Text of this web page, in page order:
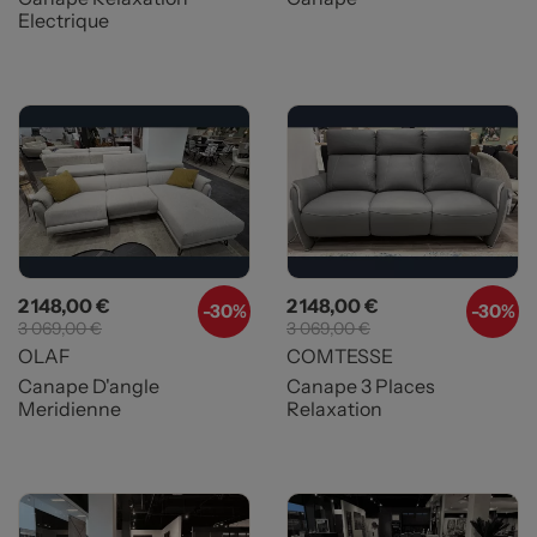
Electrique
-30%
Prix
2 148,00 € Prix de base
3 069,00 €
OLAF
Canape D'angle
Meridienne
-30%
Prix
2 148,00 € Prix de base
3 069,00 €
COMTESSE
Canape 3 Places
Relaxation